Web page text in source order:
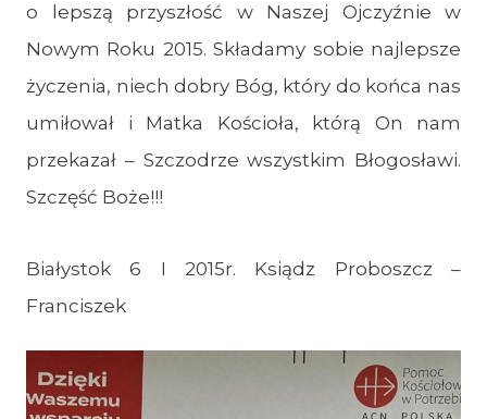
o lepszą przyszłość w Naszej Ojczyźnie w
Nowym Roku 2015. Składamy sobie najlepsze
życzenia, niech dobry Bóg, który do końca nas
umiłował i Matka Kościoła, którą On nam
przekazał – Szczodrze wszystkim Błogosławi.
Szczęść Boże!!!
Białystok 6 I 2015r. Ksiądz Proboszcz –
Franciszek